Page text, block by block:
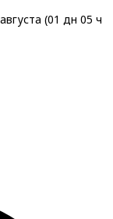
(01 дн 05 ч